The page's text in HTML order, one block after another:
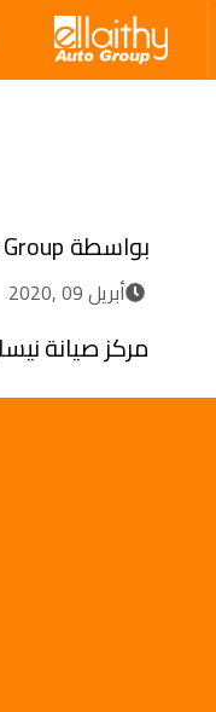
بواسطة
أبريل 09 ,2020
مركز صيانة